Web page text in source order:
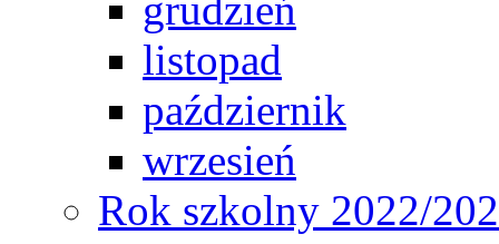
listopad
październik
wrzesień
Rok szkolny 2022/